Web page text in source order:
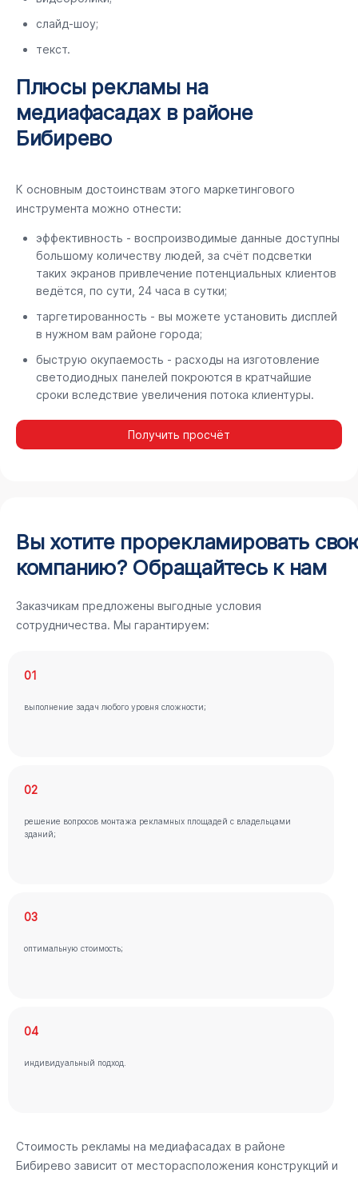
слайд-шоу;
текст.
Плюсы рекламы на
медиафасадах в районе
Бибирево
К основным достоинствам этого маркетингового
инструмента можно отнести:
эффективность - воспроизводимые данные доступны
большому количеству людей, за счёт подсветки
таких экранов привлечение потенциальных клиентов
ведётся, по сути, 24 часа в сутки;
таргетированность - вы можете установить дисплей
в нужном вам районе города;
быструю окупаемость - расходы на изготовление
светодиодных панелей покроются в кратчайшие
сроки вследствие увеличения потока клиентуры.
Получить просчёт
Вы хотите прорекламировать
компанию? Обращайтесь к нам
Заказчикам предложены выгодные условия
сотрудничества. Мы гарантируем:
01
выполнение задач любого уровня сложности;
02
решение вопросов монтажа рекламных площадей с владельцами
зданий;
03
оптимальную стоимость;
04
индивидуальный подход.
Стоимость рекламы на медиафасадах в районе
Бибирево зависит от месторасположения конструкций и